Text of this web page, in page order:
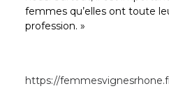
femmes qu’elles ont toute
profession. »
https://